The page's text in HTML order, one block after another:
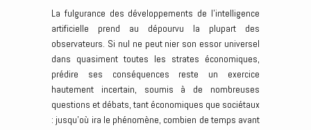
La fulgurance des développements de l’intelligence
artificielle prend au dépourvu la plupart des
observateurs. Si nul ne peut nier son essor universel
dans quasiment toutes les strates économiques,
prédire ses conséquences reste un exercice
hautement incertain, soumis à de nombreuses
questions et débats, tant économiques que sociétaux
: jusqu’où ira le phénomène, combien de temps avant